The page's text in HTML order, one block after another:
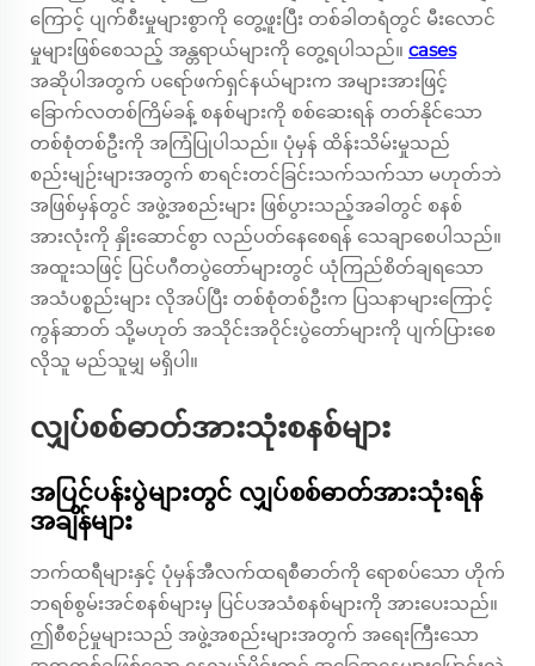
ကြောင့် ပျက်စီးမှုများစွာကို တွေ့ဖူးပြီး တစ်ခါတရံတွင် မီးလောင်
မှုများဖြစ်စေသည့် အန္တရာယ်များကို တွေ့ရပါသည်။ cases
အဆိုပါအတွက် ပရော်ဖက်ရှင်နယ်များက အများအားဖြင့်
ခြောက်လတစ်ကြိမ်ခန့် စနစ်များကို စစ်ဆေးရန် တတ်နိုင်သော
တစ်စုံတစ်ဦးကို အကြံပြုပါသည်။ ပုံမှန် ထိန်းသိမ်းမှုသည်
စည်းမျဉ်းများအတွက် စာရင်းတင်ခြင်းသက်သက်သာ မဟုတ်ဘဲ
အဖြစ်မှန်တွင် အဖွဲ့အစည်းများ ဖြစ်ပွားသည့်အခါတွင် စနစ်
အားလုံးကို နှိုးဆောင်စွာ လည်ပတ်နေစေရန် သေချာစေပါသည်။
အထူးသဖြင့် ပြင်ပဂီတပွဲတော်များတွင် ယုံကြည်စိတ်ချရသော
အသံပစ္စည်းများ လိုအပ်ပြီး တစ်စုံတစ်ဦးက ပြသနာများကြောင့်
ကွန်ဆာတ် သို့မဟုတ် အသိုင်းအဝိုင်းပွဲတော်များကို ပျက်ပြားစေ
လိုသူ မည်သူမျှ မရှိပါ။
လျှပ်စစ်ဓာတ်အားသုံးစနစ်များ
အပြင်ပန်းပွဲများတွင် လျှပ်စစ်ဓာတ်အားသုံးရန်
အချိန်များ
ဘက်ထရီများနှင့် ပုံမှန်အီလက်ထရစီဓာတ်ကို ရောစပ်သော ဟိုက်
ဘရစ်စွမ်းအင်စနစ်များမှ ပြင်ပအသံစနစ်များကို အားပေးသည်။
ဤစီစဉ်မှုများသည် အဖွဲ့အစည်းများအတွက် အရေးကြီးသော